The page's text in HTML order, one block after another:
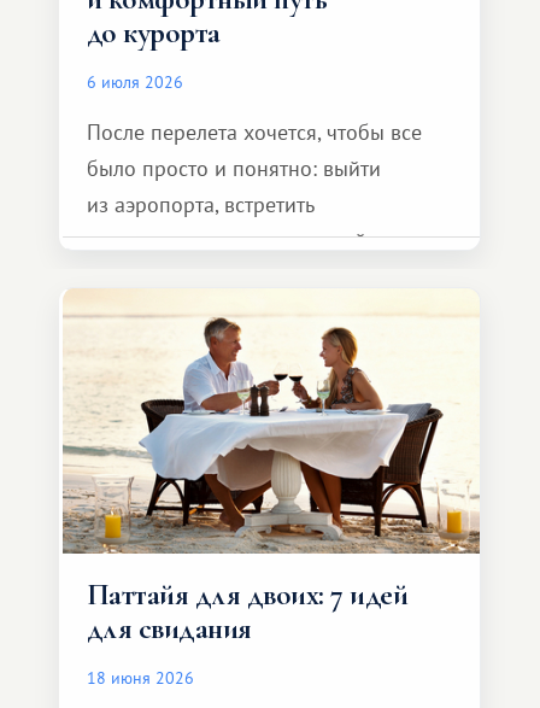
до курорта
6 июля 2026
После перелета хочется, чтобы все
было просто и понятно: выйти
из аэропорта, встретить
представителя транспортной
и спокойно доехать до курорта.
Паттайя для двоих: 7 идей
для свидания
18 июня 2026